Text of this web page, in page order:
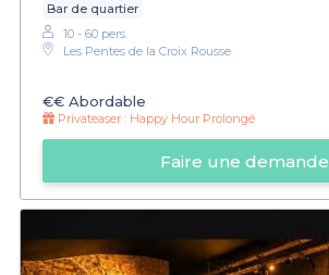
Bar de quartier
10 - 60 pers.
Les Pentes de la Croix Rousse
€€ Abordable
Privateaser : Happy Hour Prolongé
Faire une demande